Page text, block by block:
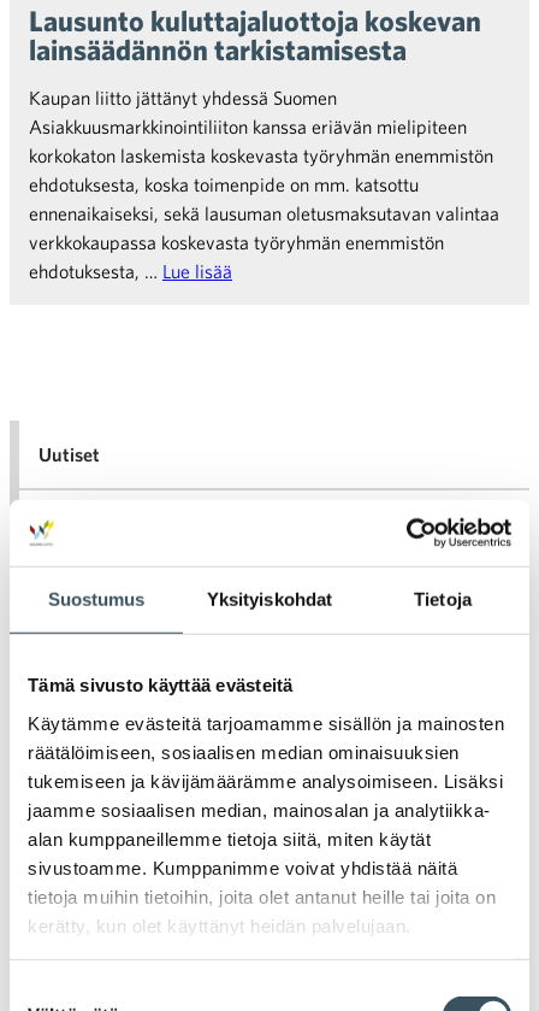
Suostumus Yksityiskohdat Tietoja
Tämä sivusto käyttää evästeitä
Käytämme evästeitä tarjoamamme sisällön ja mainosten
räätälöimiseen, sosiaalisen median ominaisuuksien
tukemiseen ja kävijämäärämme analysoimiseen. Lisäksi
jaamme sosiaalisen median, mainosalan ja analytiikka-
alan kumppaneillemme tietoja siitä, miten käytät
sivustoamme. Kumppanimme voivat yhdistää näitä
tietoja muihin tietoihin, joita olet antanut heille tai joita on
kerätty, kun olet käyttänyt heidän palvelujaan.
Lausunto kuluttajaluottoja koskevan
lainsäädännön tarkistamisesta
Kaupan liitto jättänyt yhdessä Suomen
Asiakkuusmarkkinointiliiton kanssa eriävän mielipiteen
korkokaton laskemista koskevasta työryhmän enemmistön
ehdotuksesta, koska toimenpide on mm. katsottu
ennenaikaiseksi, sekä lausuman oletusmaksutavan valintaa
verkkokaupassa koskevasta työryhmän enemmistön
ehdotuksesta, … Lue lisää
Uutiset
Tiedotteet
Blogit
Neuvottelumaailma
Häiriötilanteisiin varautuminen
Kannattavakauppa.fi
Tarinoita kaupan alalta